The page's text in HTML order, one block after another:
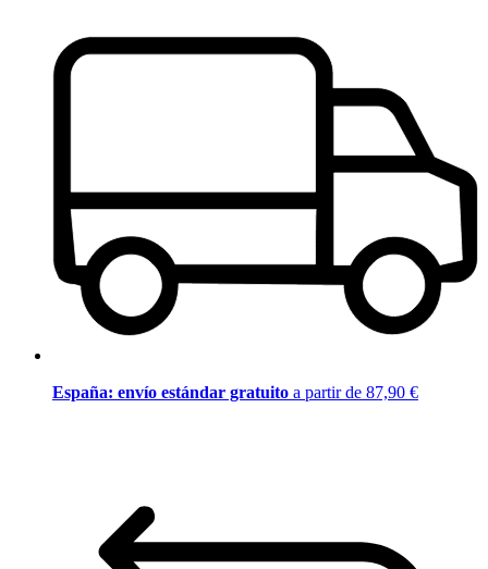
España: envío estándar gratuito a partir de 87,90 €